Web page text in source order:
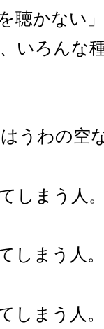
聴かない
いろんな
うわの空
しまう人
しまう人。
しまう人。